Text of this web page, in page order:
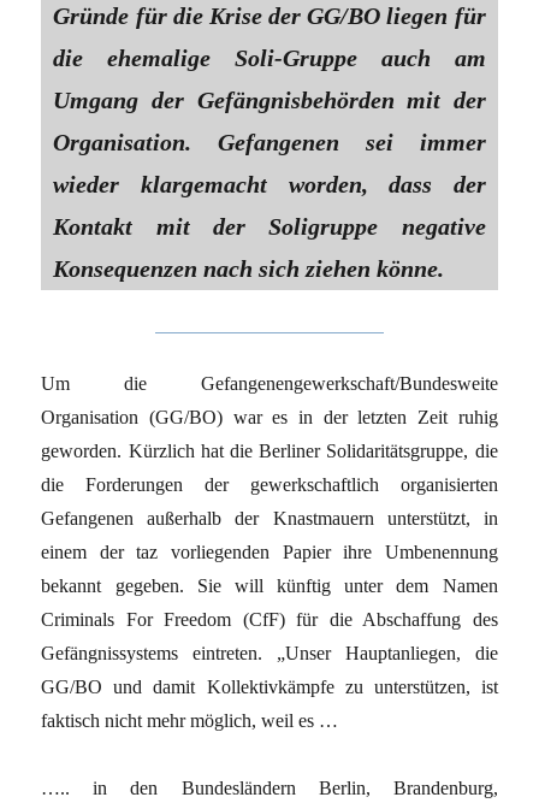
Gründe für die Krise der GG/BO liegen für
die ehemalige Soli-Gruppe auch am
Umgang der Gefängnisbehörden mit der
Organisation. Gefangenen sei immer
wieder klargemacht worden, dass der
Kontakt mit der Soligruppe negative
Konsequenzen nach sich ziehen könne.
Um die Gefangenengewerkschaft/Bundesweite
Organisation (GG/BO) war es in der letzten Zeit ruhig
geworden. Kürzlich hat die Berliner Solidaritätsgruppe, die
die Forderungen der gewerkschaftlich organisierten
Gefangenen außerhalb der Knastmauern unterstützt, in
einem der taz vorliegenden Papier ihre Umbenennung
bekannt gegeben. Sie will künftig unter dem Namen
Criminals For Freedom (CfF) für die Abschaffung des
Gefängnissystems eintreten. „Unser Hauptanliegen, die
GG/BO und damit Kollektivkämpfe zu unterstützen, ist
faktisch nicht mehr möglich, weil es …
….. in den Bundesländern Berlin, Brandenburg,